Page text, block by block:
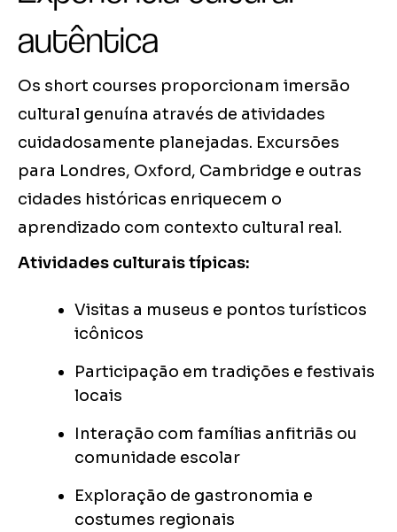
autêntica
Os short courses proporcionam imersão
cultural genuína através de atividades
cuidadosamente planejadas. Excursões
para Londres, Oxford, Cambridge e outras
cidades históricas enriquecem o
aprendizado com contexto cultural real.
Atividades culturais típicas:
Visitas a museus e pontos turísticos
icônicos
Participação em tradições e festivais
locais
Interação com famílias anfitriãs ou
comunidade escolar
Exploração de gastronomia e
costumes regionais